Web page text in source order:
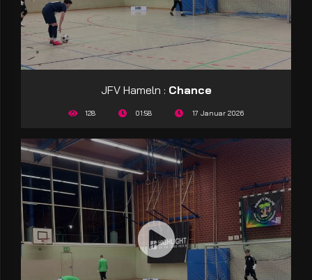
JFV Hameln : Chance
128 01:58 17 Januar 2026